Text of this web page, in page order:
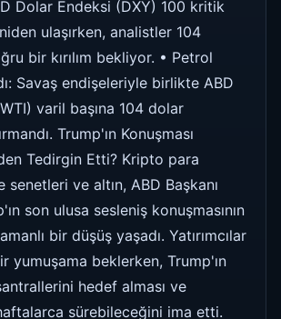
Dolar Endeksi (DXY) 100 kritik
ulaşırken, analistler 104
bir kırılım bekliyor. • Petrol
Savaş endişeleriyle birlikte ABD
varil başına 104 dolar
Trump'ın Konuşması
Tedirgin Etti? Kripto para
senetleri ve altın, ABD Başkanı
son ulusa sesleniş konuşmasının
bir düşüş yaşadı. Yatırımcılar
yumuşama beklerken, Trump'ın
hedef alması ve
sürebileceğini ima etti.